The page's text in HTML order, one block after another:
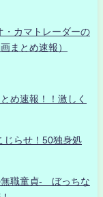
カマトレーダーの
まとめ速報）
め速報！！激しく
じらせ！50独身処
職童貞- ぼっちな